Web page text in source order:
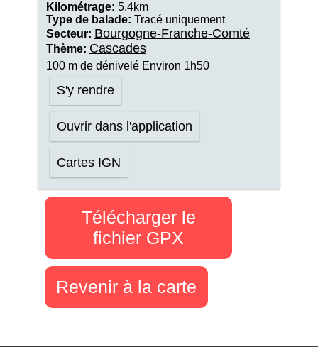
Kilométrage: 5.4km
Type de balade: Tracé uniquement
Secteur: Bourgogne-Franche-Comté
Thème: Cascades
100 m de dénivelé Environ 1h50
S'y rendre
Ouvrir dans l'application
Cartes IGN
Télécharger le
fichier GPX
Revenir à la carte